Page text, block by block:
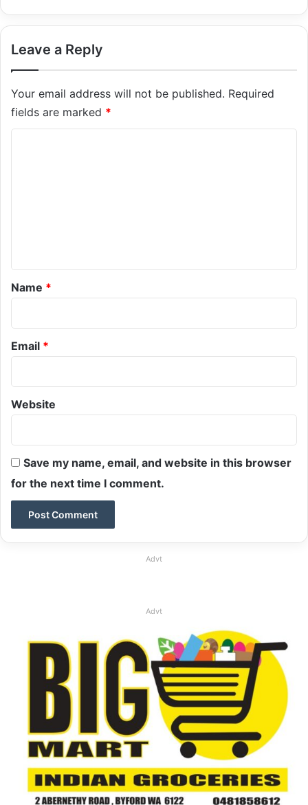
Leave a Reply
Your email address will not be published. Required
fields are marked *
*
Name *
Email *
Website
Save my name, email, and website in this browser
for the next time I comment.
Advt
Advt